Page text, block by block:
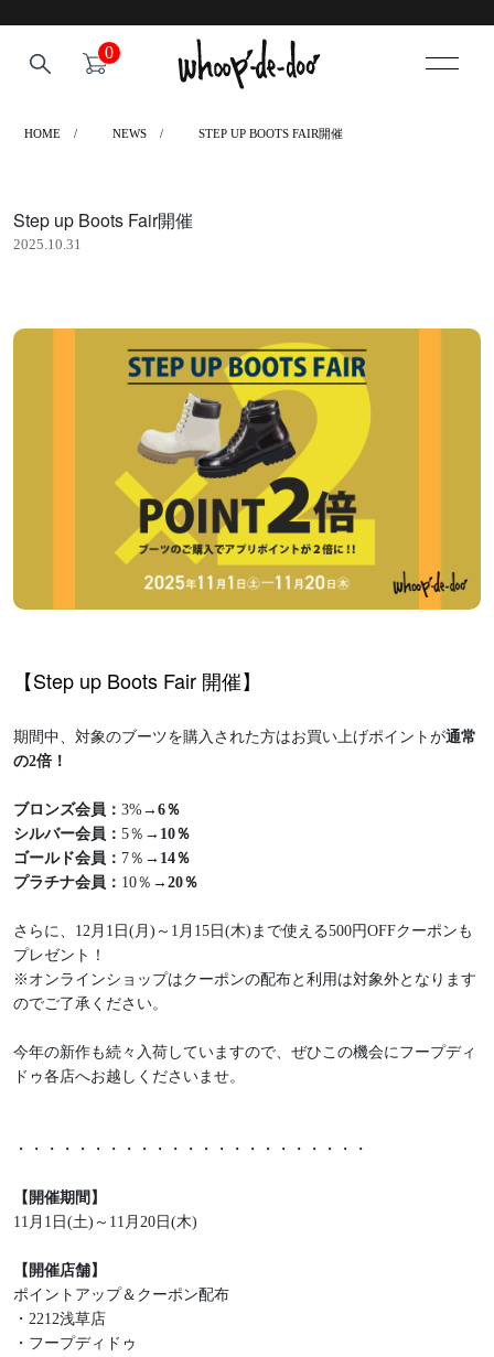
0
HOME NEWS STEP UP BOOTS FAIR開催
Step up Boots Fair開催
2025.10.31
【Step up Boots Fair 開催】
期間中、対象のブーツを購入された方はお買い上げポイントが通常
の2倍！
ブロンズ会員： 3%→6％
シルバー会員： 5％ →10％
ゴールド会員： 7％ →14％
プラチナ会員： 10％ →20％
さらに、12月1日(月)～1月15日(木)まで使える500円OFFクーポンも
プレゼント！
※オンラインショップはクーポンの配布と利用は対象外となります
のでご了承ください。
今年の新作も続々入荷していますので、ぜひこの機会にフープディ
ドゥ各店へお越しくださいませ。
・・・・・・・・・・・・・・・・・・・・・・・
【開催期間】
11月1日(土)～11月20日(木)
【開催店舗】
ポイントアップ＆クーポン配布
・2212浅草店
・フープディドゥ